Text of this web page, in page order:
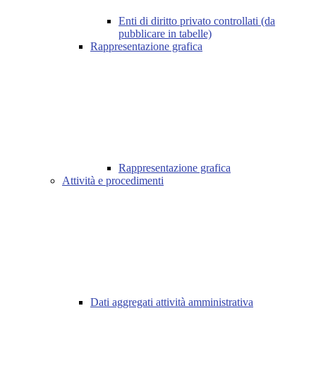
Enti di diritto privato controllati (da
pubblicare in tabelle)
Rappresentazione grafica
Rappresentazione grafica
Attività e procedimenti
Dati aggregati attività amministrativa